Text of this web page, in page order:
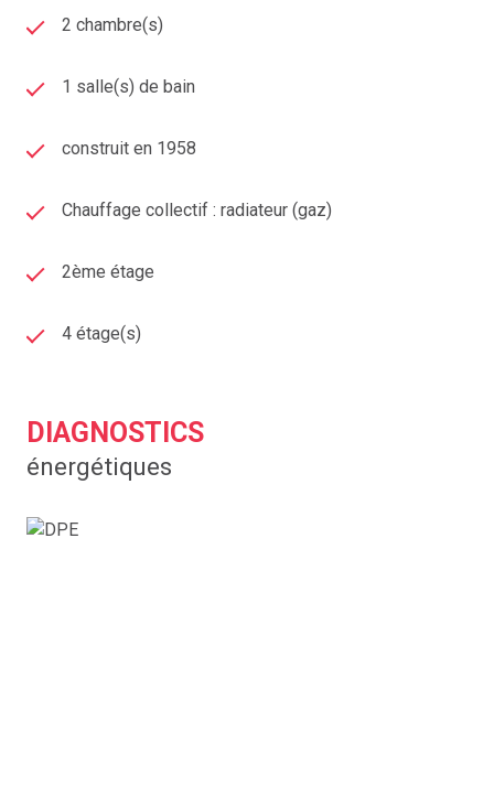
2 chambre(s)
1 salle(s) de bain
construit en 1958
Chauffage collectif : radiateur (gaz)
2ème étage
4 étage(s)
DIAGNOSTICS
énergétiques